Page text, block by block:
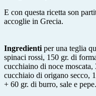
E con questa ricetta son
accoglie in Grecia.
Ingredienti per una teglia
spinaci rossi, 150 gr. di
cucchiaino di noce
cucchiaio di origano secco,
+ 60 gr. di burro, sale e pepe.